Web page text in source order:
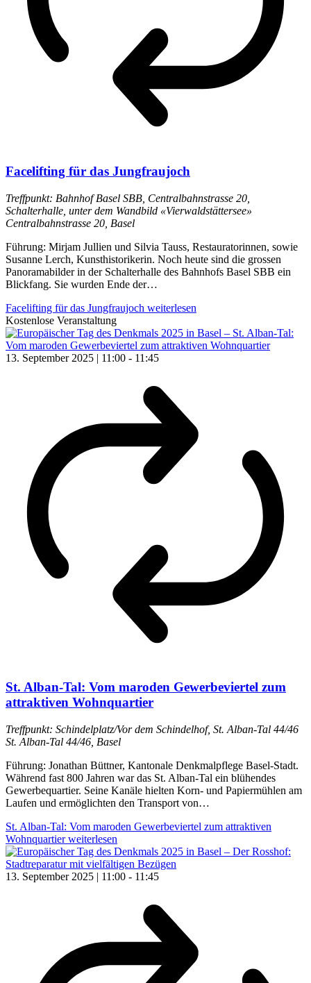
Facelifting für das Jungfraujoch
Treffpunkt: Bahnhof Basel SBB, Centralbahnstrasse 20,
Schalterhalle, unter dem Wandbild «Vierwaldstättersee»
Centralbahnstrasse 20, Basel
Führung: Mirjam Jullien und Silvia Tauss, Restauratorinnen, sowie
Susanne Lerch, Kunsthistorikerin. Noch heute sind die grossen
Panoramabilder in der Schalterhalle des Bahnhofs Basel SBB ein
Blickfang. Sie wurden Ende der…
Facelifting für das Jungfraujoch weiterlesen
Kostenlose Veranstaltung
13. September 2025 | 11:00 - 11:45
St. Alban-Tal: Vom maroden Gewerbeviertel zum
attraktiven Wohnquartier
Treffpunkt: Schindelplatz/Vor dem Schindelhof, St. Alban-Tal 44/46
St. Alban-Tal 44/46, Basel
Führung: Jonathan Büttner, Kantonale Denkmalpflege Basel-Stadt.
Während fast 800 Jahren war das St. Alban-Tal ein blühendes
Gewerbequartier. Seine Kanäle hielten Korn- und Papiermühlen am
Laufen und ermöglichten den Transport von…
St. Alban-Tal: Vom maroden Gewerbeviertel zum attraktiven
Wohnquartierweiterlesen
13. September 2025 | 11:00 - 11:45